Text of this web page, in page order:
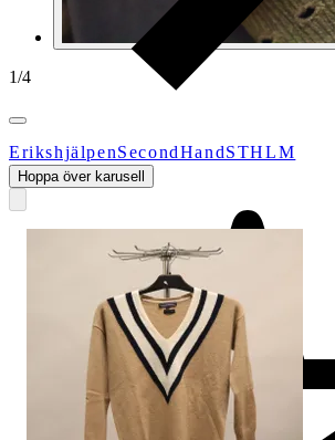
1/4
ErikshjälpenSecondHandSTHLM
Hoppa över karusell